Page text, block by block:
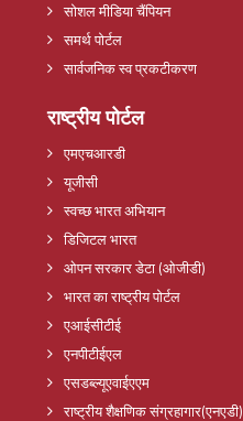
सोशल मीडिया चैंपियन
समर्थ पोर्टल
सार्वजनिक स्व प्रकटीकरण
राष्ट्रीय पोर्टल
एमएचआरडी
यूजीसी
स्वच्छ भारत अभियान
डिजिटल भारत
ओपन सरकार डेटा (ओजीडी)
भारत का राष्ट्रीय पोर्टल
एआईसीटीई
एनपीटीईएल
एसडब्ल्यूएवाईएएम
राष्ट्रीय शैक्षणिक संग्रहागार(एनएडी)